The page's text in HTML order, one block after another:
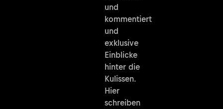
und
kommentiert
und
exklusive
Einblicke
hinter die
Kulissen.
Hier
schreiben